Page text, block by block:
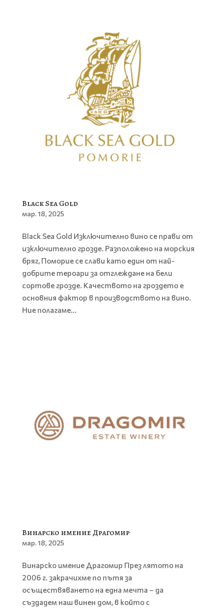
Black Sea Gold
мар. 18, 2025
Black Sea Gold Изключително вино се прави от
изключително грозде. Разположено на морския
бряг, Поморие се слави като един от най-
добрите тероари за отглеждане на бели
сортове грозде. Качеството на гроздето е
основния фактор в производството на вино.
Ние полагаме...
Винарско имение Драгомир
мар. 18, 2025
Винарско имение Драгомир През лятото на
2006 г. закрачихме по пътя за
осъществяването на една мечта – да
създадем наш винен дом, в който с